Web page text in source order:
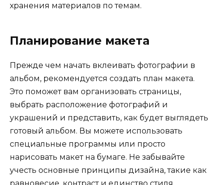
хранения материалов по темам.
Планирование макета
Прежде чем начать вклеивать фотографии в
альбом, рекомендуется создать план макета.
Это поможет вам организовать страницы,
выбрать расположение фотографий и
украшений и представить, как будет выглядеть
готовый альбом. Вы можете использовать
специальные программы или просто
нарисовать макет на бумаге. Не забывайте
учесть основные принципы дизайна, такие как
равновесие, контраст и единство стиля.